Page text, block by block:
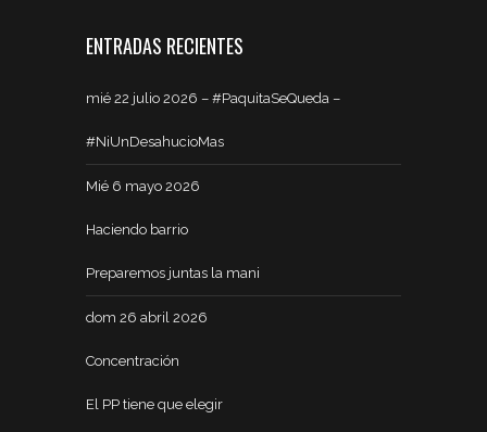
ENTRADAS RECIENTES
mié 22 julio 2026 – #PaquitaSeQueda –
#NiUnDesahucioMas
Mié 6 mayo 2026
Haciendo barrio
Preparemos juntas la mani
dom 26 abril 2026
Concentración
El PP tiene que elegir